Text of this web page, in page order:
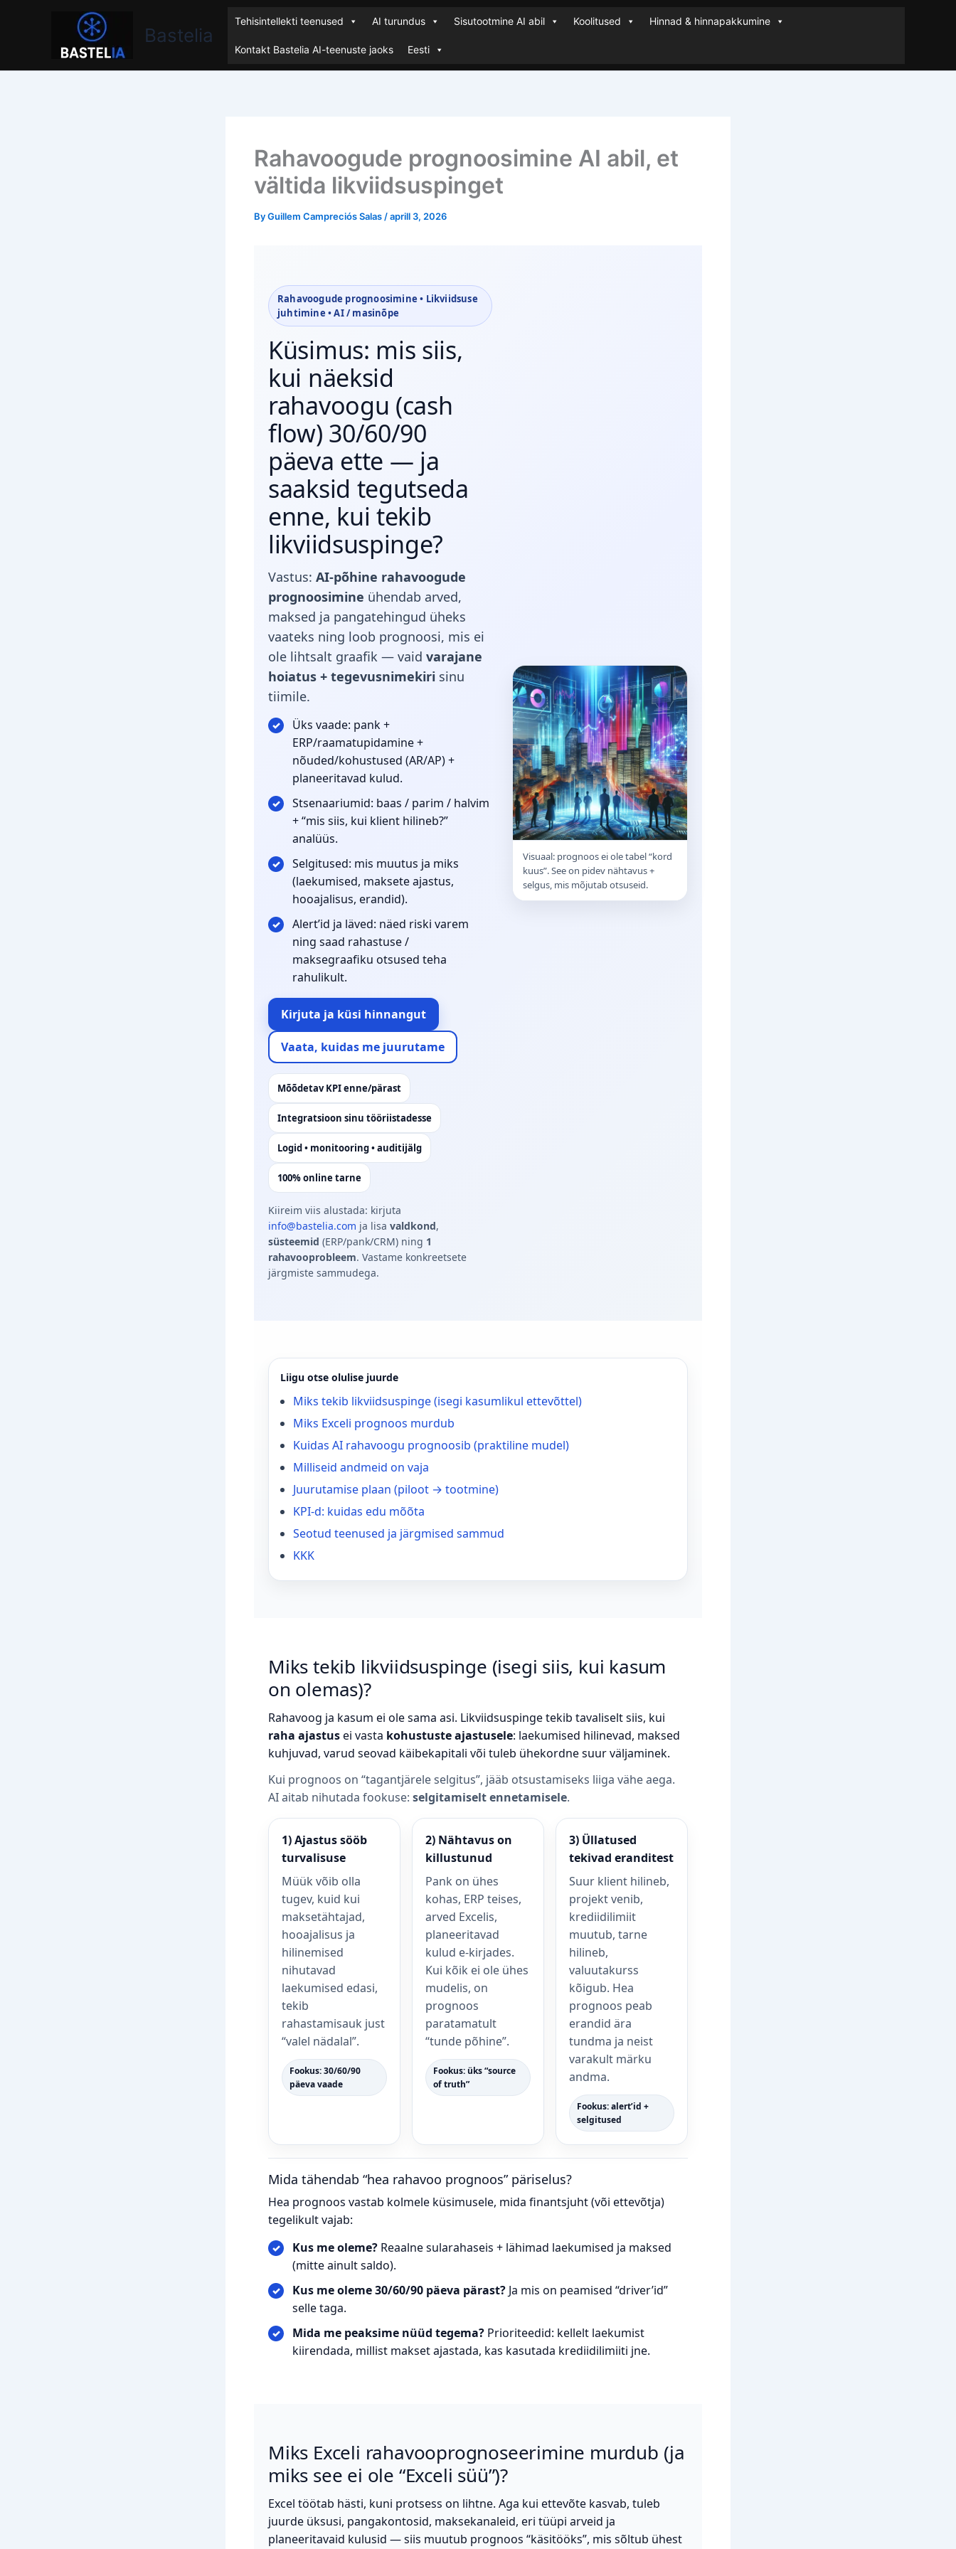
Bastelia
Bastelia
Tehisintellekti teenused AI turundus Sisutootmine AI abil Koolitused Hinnad & hinnapakkumine
Kontakt Bastelia AI-teenuste jaoks Eesti
Rahavoogude prognoosimine AI abil, et
vältida likviidsuspinget
ByGuillem Campreciós Salas /aprill 3, 2026
Rahavoogude prognoosimine • Likviidsuse
juhtimine • AI / masinõpe
Küsimus: mis siis,
kui näeksid
rahavoogu (cash
flow) 30/60/90
päeva ette — ja
saaksid tegutseda
enne, kui tekib
likviidsuspinge?
Vastus: AI-põhine rahavoogude
prognoosimine ühendab arved,
maksed ja pangatehingud üheks
vaateks ning loob prognoosi, mis ei
ole lihtsalt graafik — vaid varajane
hoiatus + tegevusnimekiri sinu
tiimile.
Üks vaade: pank +
ERP/raamatupidamine +
nõuded/kohustused (AR/AP) +
planeeritavad kulud.
Stsenaariumid: baas / parim / halvim
+ “mis siis, kui klient hilineb?”
analüüs.
Selgitused: mis muutus ja miks
(laekumised, maksete ajastus,
hooajalisus, erandid).
Alert’id ja läved: näed riski varem
ning saad rahastuse /
maksegraafiku otsused teha
rahulikult.
Kirjuta ja küsi hinnangut
Vaata, kuidas me juurutame
Mõõdetav KPI enne/pärast
Integratsioon sinu tööriistadesse
Logid • monitooring • auditijälg
100% online tarne
Kiireim viis alustada: kirjuta
info@bastelia.com ja lisa valdkond,
süsteemid (ERP/pank/CRM) ning 1
rahavooprobleem. Vastame konkreetsete
järgmiste sammudega.
Visuaal: prognoos ei ole tabel “kord
kuus”. See on pidev nähtavus +
selgus, mis mõjutab otsuseid.
Liigu otse olulise juurde
Miks tekib likviidsuspinge (isegi kasumlikul ettevõttel)
Miks Exceli prognoos murdub
Kuidas AI rahavoogu prognoosib (praktiline mudel)
Milliseid andmeid on vaja
Juurutamise plaan (piloot → tootmine)
KPI-d: kuidas edu mõõta
Seotud teenused ja järgmised sammud
KKK
Miks tekib likviidsuspinge (isegi siis, kui kasum
on olemas)?
Rahavoog ja kasum ei ole sama asi. Likviidsuspinge tekib tavaliselt siis, kui
raha ajastusei vasta kohustuste ajastusele: laekumised hilinevad, maksed
kuhjuvad, varud seovad käibekapitali või tuleb ühekordne suur väljaminek.
Kui prognoos on “tagantjärele selgitus”, jääb otsustamiseks liiga vähe aega.
AI aitab nihutada fookuse: selgitamiselt ennetamisele.
1) Ajastus sööb
turvalisuse
Müük võib olla
tugev, kuid kui
maksetähtajad,
hooajalisus ja
hilinemised
nihutavad
laekumised edasi,
tekib
rahastamisauk just
“valel nädalal”.
Fookus: 30/60/90
päeva vaade
2) Nähtavus on
killustunud
Pank on ühes
kohas, ERP teises,
arved Excelis,
planeeritavad
kulud e-kirjades.
Kui kõik ei ole ühes
mudelis, on
prognoos
paratamatult
“tunde põhine”.
Fookus: üks “source
of truth”
3) Üllatused
tekivad eranditest
Suur klient hilineb,
projekt venib,
krediidilimiit
muutub, tarne
hilineb,
valuutakurss
kõigub. Hea
prognoos peab
erandid ära
tundma ja neist
varakult märku
andma.
Fookus: alert’id +
selgitused
Mida tähendab “hea rahavoo prognoos” päriselus?
Hea prognoos vastab kolmele küsimusele, mida finantsjuht (või ettevõtja)
tegelikult vajab:
Kus me oleme? Reaalne sularahaseis + lähimad laekumised ja maksed
(mitte ainult saldo).
Kus me oleme 30/60/90 päeva pärast? Ja mis on peamised “driver’id”
selle taga.
Mida me peaksime nüüd tegema? Prioriteedid: kellelt laekumist
kiirendada, millist makset ajastada, kas kasutada krediidilimiiti jne.
Miks Exceli rahavooprognoseerimine murdub (ja
miks see ei ole “Exceli süü”)?
Excel töötab hästi, kuni protsess on lihtne. Aga kui ettevõte kasvab, tuleb
juurde üksusi, pangakontosid, maksekanaleid, eri tüüpi arveid ja
planeeritavaid kulusid — siis muutub prognoos “käsitööks”, mis sõltub ühest